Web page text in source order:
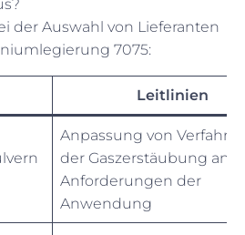
der Auswahl von Lieferanten
7075:
Leitlinien
Anpassung von
der Gaszerstäubung an
Anforderungen der
Anwendung